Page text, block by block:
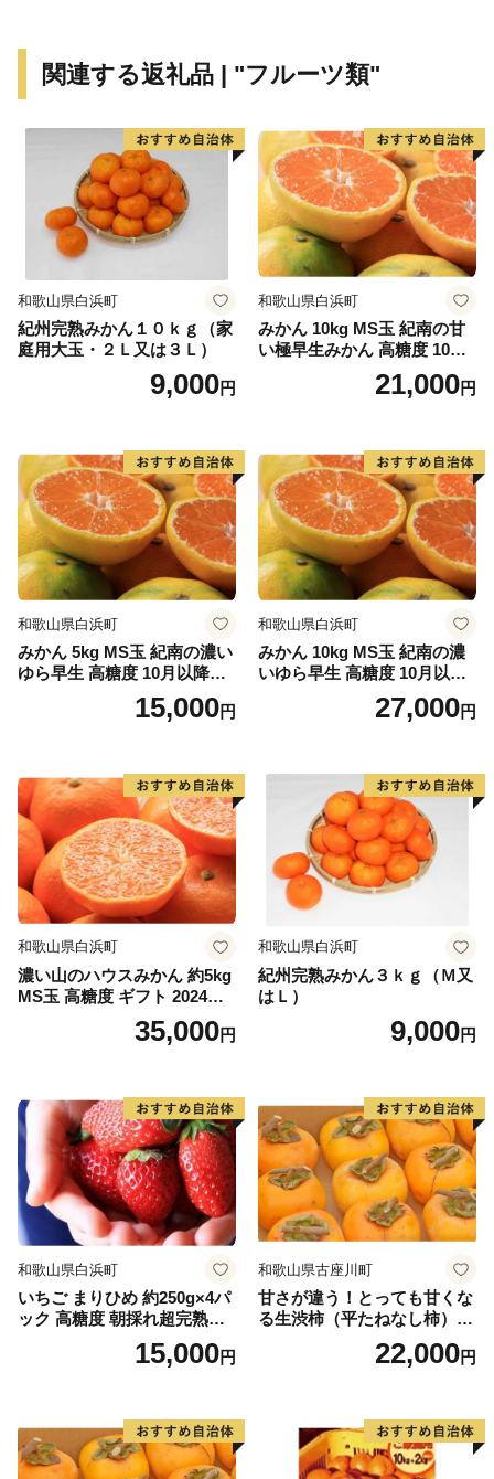
関連する返礼品 | "フルーツ類"
和歌山県白浜町
紀州完熟みかん１０ｋｇ（家
庭用大玉・２Ｌ又は３Ｌ）
9,000円
和歌山県白浜町
みかん 10kg MS玉 紀南の甘
い極早生みかん 高糖度 10月
以降発送 マルチ被覆栽培
21,000円
和歌山県白浜町
みかん 5kg MS玉 紀南の濃い
ゆら早生 高糖度 10月以降発
送 マルチ被覆栽培15,000円
和歌山県白浜町
みかん 10kg MS玉 紀南の濃
いゆら早生 高糖度 10月以降
発送 マルチ被覆栽培27,000円
和歌山県白浜町
濃い山のハウスみかん 約5kg
MS玉 高糖度 ギフト 2024年7
35,000円
和歌山県白浜町
紀州完熟みかん３ｋｇ（Ｍ又
はＬ）
9,000円
和歌山県白浜町
いちご まりひめ 約250g×4パ
ック 高糖度 朝採れ超完熟ま
りひめ 1月以降発送分
15,000円
和歌山県古座川町
甘さが違う！とっても甘くな
る生渋柿（平たねなし柿）吊
ップ付約4.5～5kg 約24～30
22,000円